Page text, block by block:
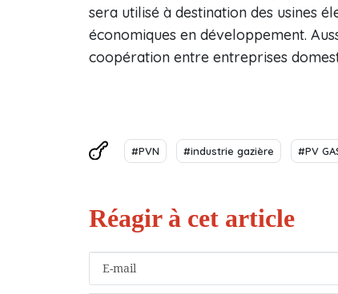
sera utilisé à destination des usines
économiques en développement.
coopération entre entreprises
#PVN #industrie gazière #PV